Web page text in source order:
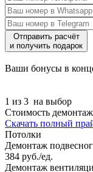
Отправить расчёт
и получить подарок
Ваши бонусы в
1 из 3 на выбор
Стоимость
Скачать полный
Потолки
Демонтаж
384 руб./ед.
Демонтаж